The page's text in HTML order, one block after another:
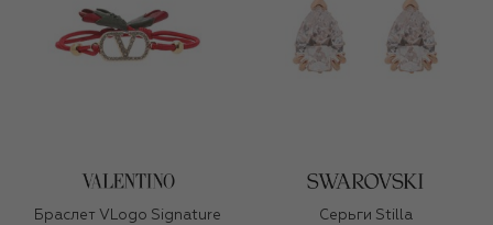
Браслет VLogo Signature
Серьги Stilla